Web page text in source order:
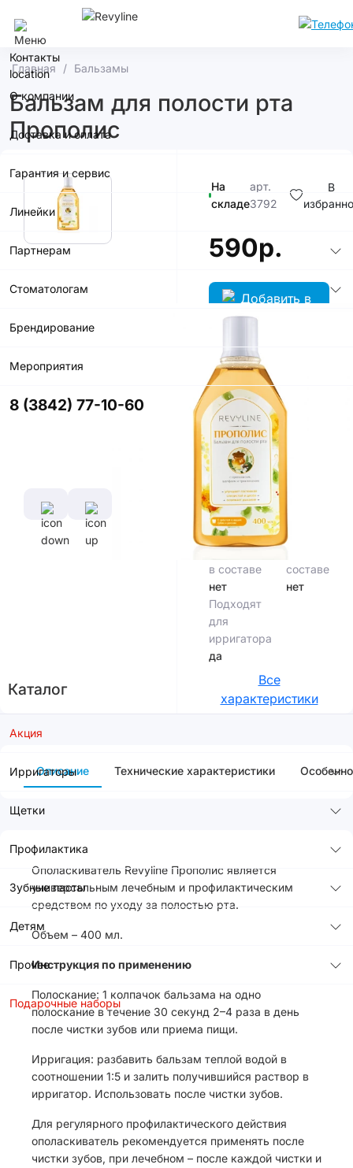
Кемерово
Контакты
О компании
Доставка и оплата
Гарантия и сервис
Линейки
Партнерам
Стоматологам
Брендирование
Мероприятия
8 (3842) 77-10-60
Каталог
Акция
Ирригаторы
Щетки
Профилактика
Зубные пасты
Детям
Прочее
Подарочные наборы
Главная Бальзамы
Бальзам для полости рта
Прополис
На
складе
арт.
3792
В
590р.
Купить в
приложении
со скидкой
Характеристики
Производитель
Россия
Фтор в
составе
нет
Объем
400
мл
Хлоргексидин
в составе
нет
составе
нет
Подходят
для
ирригатора
да
Все
характеристики
Описание Технические характеристики
Ополаскиватель Revyline Прополис является
универсальным лечебным и профилактическим
средством по уходу за полостью рта.
Объем – 400 мл.
Инструкция по применению
Полоскание: 1 колпачок бальзама на одно
полоскание в течение 30 секунд 2–4 раза в день
после чистки зубов или приема пищи.
Ирригация: разбавить бальзам теплой водой в
соотношении 1:5 и залить получившийся раствор в
ирригатор. Использовать после чистки зубов.
Для регулярного профилактического действия
ополаскиватель рекомендуется применять после
чистки зубов, при лечебном – после каждой чистки и